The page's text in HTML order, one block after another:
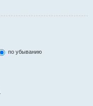
по убыванию